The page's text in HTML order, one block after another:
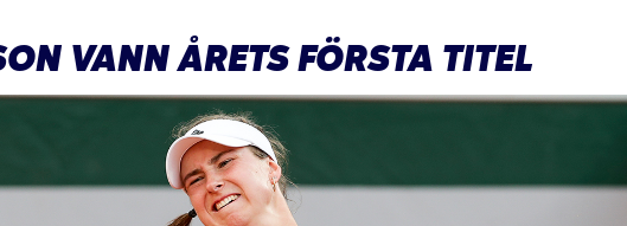
VANN ÅRETS FÖRSTA TITEL